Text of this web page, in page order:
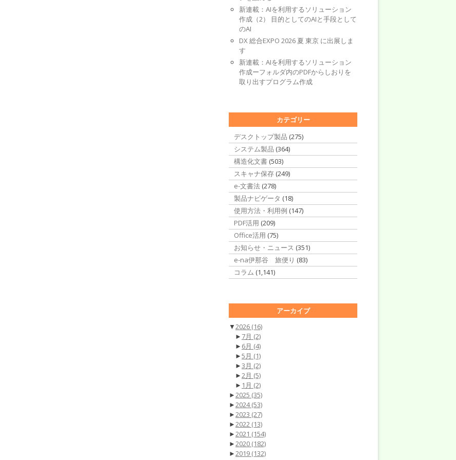
新連載：AIを利用するソリューション
作成（2） 目的としてのAIと手段として
のAI
DX 総合EXPO 2026 夏 東京 に出展しま
す
新連載：AIを利用するソリューション
作成ーフォルダ内のPDFからしおりを
取り出すプログラム作成
カテゴリー
デスクトップ製品 (275)
システム製品 (364)
構造化文書 (503)
スキャナ保存 (249)
e-文書法 (278)
製品ナビゲータ (18)
使用方法・利用例 (147)
PDF活用 (209)
Office活用 (75)
お知らせ・ニュース (351)
e-na伊那谷 旅便り (83)
コラム (1,141)
アーカイブ
▼2026 (16)
► 7月 (2)
► 6月 (4)
►5月 (1)
►3月 (2)
►2月 (5)
► 1月 (2)
►2025 (35)
►2024(53)
►2023 (27)
►2022 (13)
►2021 (154)
►2020 (182)
►2019 (132)